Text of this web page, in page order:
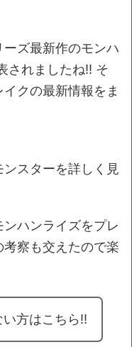
ズ最新作のモンハ
されましたね!! そ
クの最新情報をま
ンスターを詳しく見
ハンライズをプレ
察も交えたので楽
い方はこちら!!